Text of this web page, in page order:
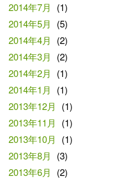
2014年7月
(1)
2014年5月
(5)
2014年4月
(2)
2014年3月
(2)
2014年2月
(1)
2014年1月
(1)
2013年12月
(1)
2013年11月
(1)
2013年10月
(1)
2013年8月
(3)
2013年6月
(2)